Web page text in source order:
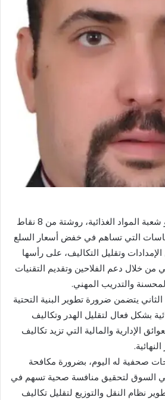
أقترح حازم المنوفي عضو شعبة المواد الغذائية، روشتة من 8 نقاط
التي تساهم في خفض أسعار السلع
وتقليل التكاليف، على رأسها
من خلال دعم الفلاحين وتقديم التقنيات
والتدريب المهني.
يتضمن ضرورة تطوير البنية التحتية
بشكل فعال لتقليل الهدر وتكاليف
الإدارية والمالية التي تزيد تكاليف
صحفية له اليوم، بضرورة مكافحة
في السوق لتحقيق منافسة صحية تسهم في
نظام النقل والتوزيع لتقليل تكاليف